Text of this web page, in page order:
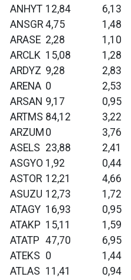
ANHYT 12,84 6,13
ANSGR 4,75 1,48
ARASE 2,28 1,10
ARCLK 15,08 1,28
ARDYZ 9,28 2,83
ARENA 0 2,53
ARSAN 9,17 0,95
ARTMS 84,12 3,22
ARZUM 0 3,76
ASELS 23,88 2,41
ASGYO 1,92 0,44
ASTOR 12,21 4,66
ASUZU 12,73 1,72
ATAGY 16,93 0,95
ATAKP 15,11 1,59
ATATP 47,70 6,95
ATEKS 0 1,44
ATLAS 11,41 0,94